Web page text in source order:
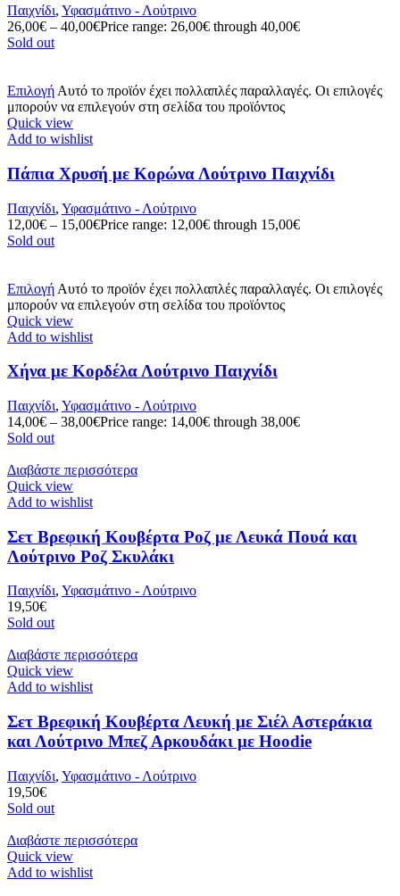
Παιχνίδι, Υφασμάτινο - Λούτρινο
26,00€ – 40,00€Price range: 26,00€ through 40,00€
Sold out
Επιλογή Αυτό το προϊόν έχει πολλαπλές παραλλαγές. Οι επιλογές
μπορούν να επιλεγούν στη σελίδα του προϊόντος
Quick view
Add to wishlist
Πάπια Χρυσή με Κορώνα Λούτρινο Παιχνίδι
Παιχνίδι, Υφασμάτινο - Λούτρινο
12,00€ – 15,00€Price range: 12,00€ through 15,00€
Sold out
Επιλογή Αυτό το προϊόν έχει πολλαπλές παραλλαγές. Οι επιλογές
μπορούν να επιλεγούν στη σελίδα του προϊόντος
Quick view
Add to wishlist
Χήνα με Κορδέλα Λούτρινο Παιχνίδι
Παιχνίδι, Υφασμάτινο - Λούτρινο
14,00€ – 38,00€Price range: 14,00€ through 38,00€
Sold out
Διαβάστε περισσότερα
Quick view
Add to wishlist
Σετ Βρεφική Κουβέρτα Ροζ με Λευκά Πουά και
Λούτρινο Ροζ Σκυλάκι
Παιχνίδι, Υφασμάτινο - Λούτρινο
19,50€
Sold out
Διαβάστε περισσότερα
Quick view
Add to wishlist
Σετ Βρεφική Κουβέρτα Λευκή με Σιέλ Αστεράκια
και Λούτρινο Μπεζ Αρκουδάκι με Hoodie
Παιχνίδι, Υφασμάτινο - Λούτρινο
19,50€
Sold out
Διαβάστε περισσότερα
Quick view
Add to wishlist